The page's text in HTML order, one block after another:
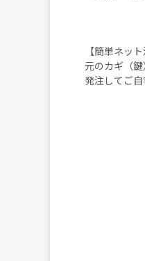
【簡単ネッ
元のカギ（
発注してご自